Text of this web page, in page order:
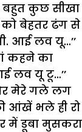
बहुत कुछ सीखा
बेहतर ढंग से
आई लव यू…’’
कहने का
लव यू टू…’’
मेरे गले लग
आंखें भले ही रो
में डूबा मुसकरा